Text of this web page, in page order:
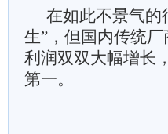
在如此不景气的
生”，但国内传统
利润双双大幅增长
第一。